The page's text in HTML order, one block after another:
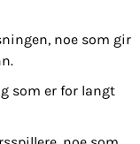
noe som gir
som er for langt